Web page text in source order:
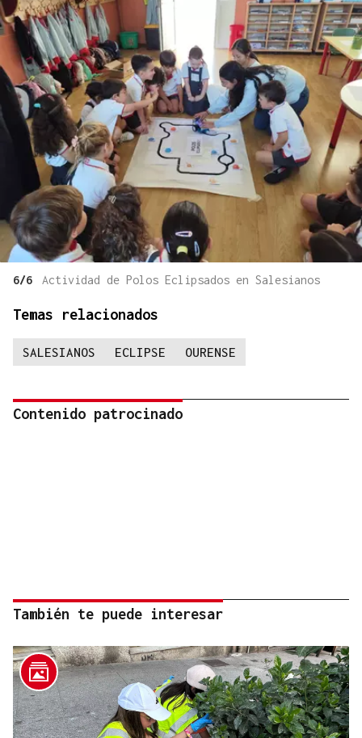
6/6 Actividad de Polos Eclipsados en Salesianos
Temas relacionados
SALESIANOS ECLIPSE OURENSE
Contenido patrocinado
También te puede interesar